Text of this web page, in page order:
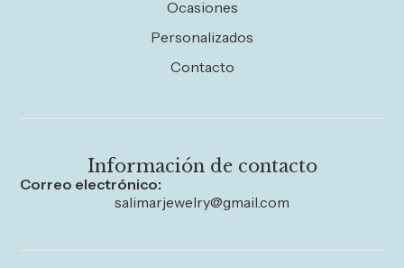
Ocasiones
Personalizados
Contacto
Información de contacto
Correo electrónico:
salimarjewelry@gmail.com